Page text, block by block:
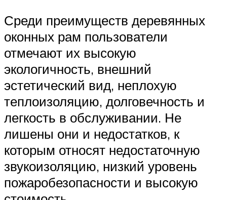
Среди преимуществ деревянных
оконных рам пользователи
отмечают их высокую
экологичность, внешний
эстетический вид, неплохую
теплоизоляцию, долговечность и
легкость в обслуживании. Не
лишены они и недостатков, к
которым относят недостаточную
звукоизоляцию, низкий уровень
пожаробезопасности и высокую